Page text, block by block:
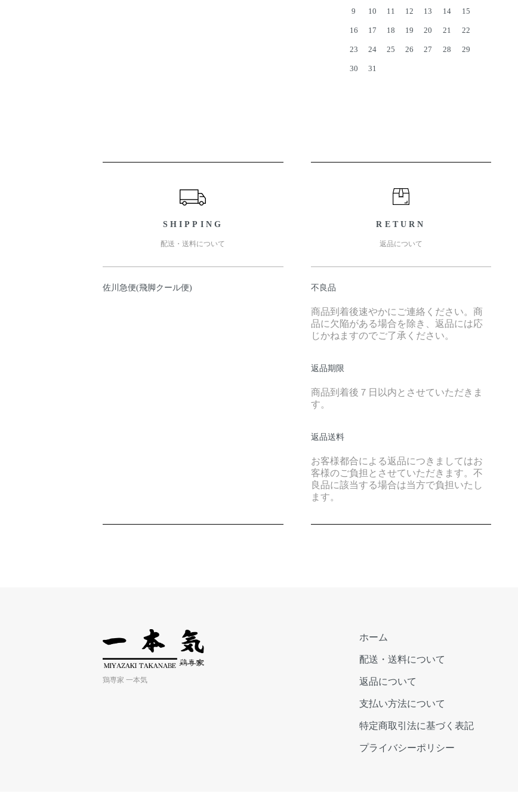
9 10 11 12 13 14 15
16 17 18 19 20 21 22
23 24 25 26 27 28 29
30 31
SHIPPING
配送・送料について
佐川急便(飛脚クール便)
RETURN
返品について
不良品
商品到着後速やかにご連絡ください。商
品に欠陥がある場合を除き、返品には応
じかねますのでご了承ください。
返品期限
商品到着後７日以内とさせていただきま
す。
返品送料
お客様都合による返品につきましてはお
客様のご負担とさせていただきます。不
良品に該当する場合は当方で負担いたし
ます。
鶏専家 一本気
ホーム
配送・送料について
返品について
支払い方法について
特定商取引法に基づく表記
プライバシーポリシー